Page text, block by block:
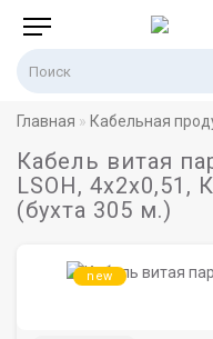
Главная Кабельная
Кабель витая
LSOH,
(бухта 305 м.)
new